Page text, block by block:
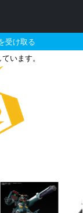
受け取る
います。
販売・